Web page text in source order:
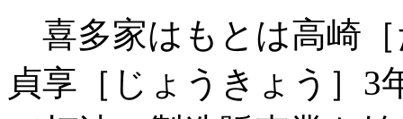
喜多家はもとは高崎
貞享［じょうきょう］3